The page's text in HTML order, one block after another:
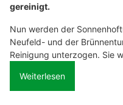
gereinigt.
Nun werden der
Neufeld- und der
Reinigung unterzogen. Sie
Weiterlesen